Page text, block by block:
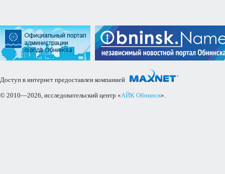
Доступ в интернет предоставлен компанией
© 2010—2026, исследовательский центр «АЙК Обнинск».